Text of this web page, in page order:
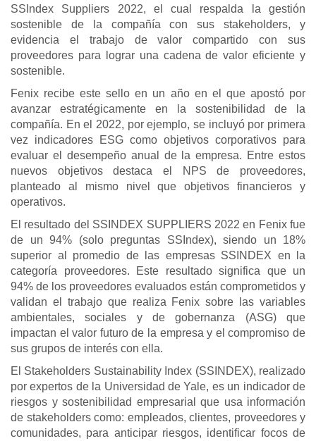
SSIndex Suppliers 2022, el cual respalda la gestión
sostenible de la compañía con sus stakeholders, y
evidencia el trabajo de valor compartido con sus
proveedores para lograr una cadena de valor eficiente y
sostenible.
Fenix recibe este sello en un año en el que apostó por
avanzar estratégicamente en la sostenibilidad de la
compañía. En el 2022, por ejemplo, se incluyó por primera
vez indicadores ESG como objetivos corporativos para
evaluar el desempeño anual de la empresa. Entre estos
nuevos objetivos destaca el NPS de proveedores,
planteado al mismo nivel que objetivos financieros y
operativos.
El resultado del SSINDEX SUPPLIERS 2022 en Fenix fue
de un 94% (solo preguntas SSIndex), siendo un 18%
superior al promedio de las empresas SSINDEX en la
categoría proveedores. Este resultado significa que un
94% de los proveedores evaluados están comprometidos y
validan el trabajo que realiza Fenix sobre las variables
ambientales, sociales y de gobernanza (ASG) que
impactan el valor futuro de la empresa y el compromiso de
sus grupos de interés con ella.
El Stakeholders Sustainability Index (SSINDEX), realizado
por expertos de la Universidad de Yale, es un indicador de
riesgos y sostenibilidad empresarial que usa información
de stakeholders como: empleados, clientes, proveedores y
comunidades, para anticipar riesgos, identificar focos de